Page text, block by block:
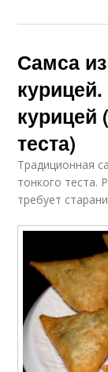
Самса
курицей
теста)
Традиционная
тонкого теста.
требует